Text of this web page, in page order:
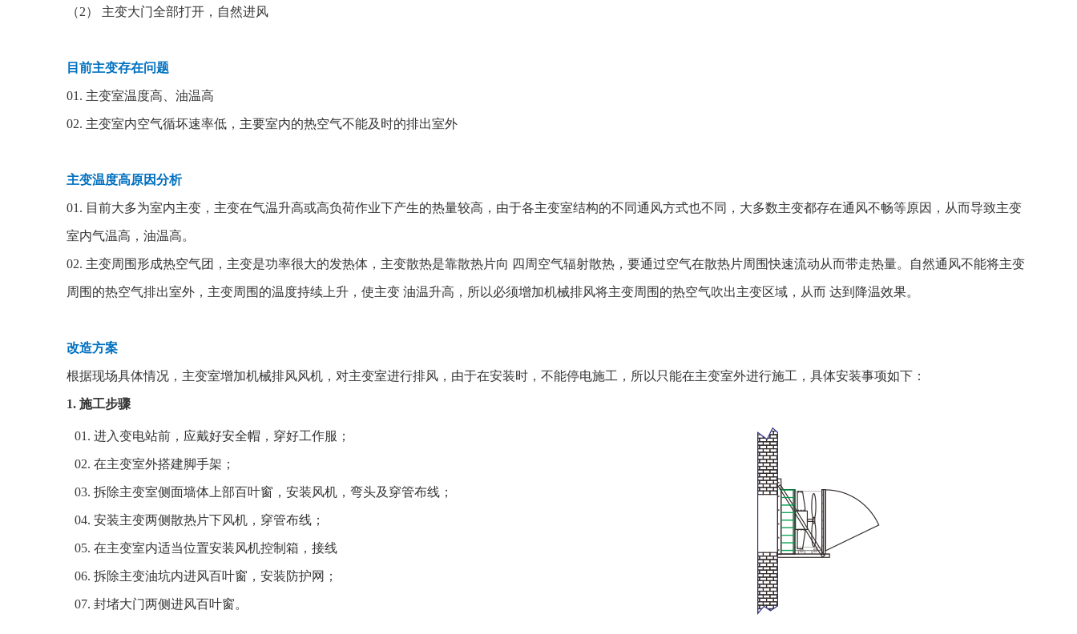
（2） 主变大门全部打开，自然进风
目前主变存在问题
01. 主变室温度高、油温高
02. 主变室内空气循坏速率低，主要室内的热空气不能及时的排出室外
主变温度高原因分析
01. 目前大多为室内主变，主变在气温升高或高负荷作业下产生的热量较高，由于各主变室结构的不同通风方式也不同，大多数主变都存在通风不畅等原因，从而导致主变
室内气温高，油温高。
02. 主变周围形成热空气团，主变是功率很大的发热体，主变散热是靠散热片向 四周空气辐射散热，要通过空气在散热片周围快速流动从而带走热量。自然通风不能将主变
周围的热空气排出室外，主变周围的温度持续上升，使主变 油温升高，所以必须增加机械排风将主变周围的热空气吹出主变区域，从而 达到降温效果。
改造方案
根据现场具体情况，主变室增加机械排风风机，对主变室进行排风，由于在安装时，不能停电施工，所以只能在主变室外进行施工，具体安装事项如下：
1. 施工步骤
01. 进入变电站前，应戴好安全帽，穿好工作服；
02. 在主变室外搭建脚手架；
03. 拆除主变室侧面墙体上部百叶窗，安装风机，弯头及穿管布线；
04. 安装主变两侧散热片下风机，穿管布线；
05. 在主变室内适当位置安装风机控制箱，接线
06. 拆除主变油坑内进风百叶窗，安装防护网；
07. 封堵大门两侧进风百叶窗。